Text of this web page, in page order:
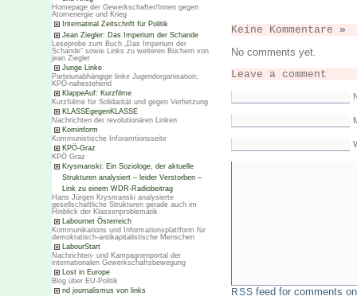
Homepage der Gewerkschafter/Innen gegen
Atomenergie und Krieg
Internatinal Zeitschrift für Politik
Jean Ziegler: Das Imperium der Schande
Leseprobe zum Buch „Das Imperium der
Schande“ sowie Links zu weiteren Büchern von
jean Ziegler
Junge Linke
Parteiunabhängige linke Jugendorganisation;
KPÖ-nahestehend
KlappeAuf: Kurzfilme
Kurzfülme für Solidarität und gegen Verhetzung
KLASSEgegenKLASSE
Nachrichten der revolutionären Linken
Kominform
Kommunistische Inforamtionsseite
KPÖ-Graz
KPÖ Graz
Krysmanski: Ein Soziologe, der aktuelle
Strukturen analysiert – leider Verstorben –
Link zu einem WDR-Radiobeitrag
Hans Jürgen Krysmanski analysierte
gesellschaftliche Strukturen gerade auch im
Hinblick der Klassenproblematik
Labournet Österreich
Kommunikations und Informationsplattform für
demokratisch-antikapitalistische Menschen
LabourStart
Nachrichten- und Kampagnenportal der
internationalen Gewerkschaftsbewegung
Lost in Europe
Blog über EU-Politik
nd journalismus von links
Keine Kommentare »
No comments yet.
Leave a comment
RSS feed for comments